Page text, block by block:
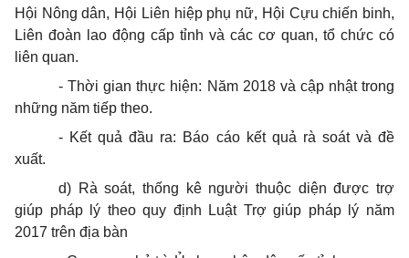
Hội Nông dân, Hội Liên hiệp phụ nữ, Hội Cựu chiến binh,
Liên đoàn lao động cấp tỉnh và các cơ quan, tổ chức có
liên quan.
- Thời gian thực hiện: Năm 2018 và cập nhật trong
những năm tiếp theo.
- Kết quả đầu ra: Báo cáo kết quả rà soát và đề
xuất.
d) Rà soát, thống kê người thuộc diện được trợ
giúp pháp lý theo quy định Luật Trợ giúp pháp lý năm
2017 trên địa bàn